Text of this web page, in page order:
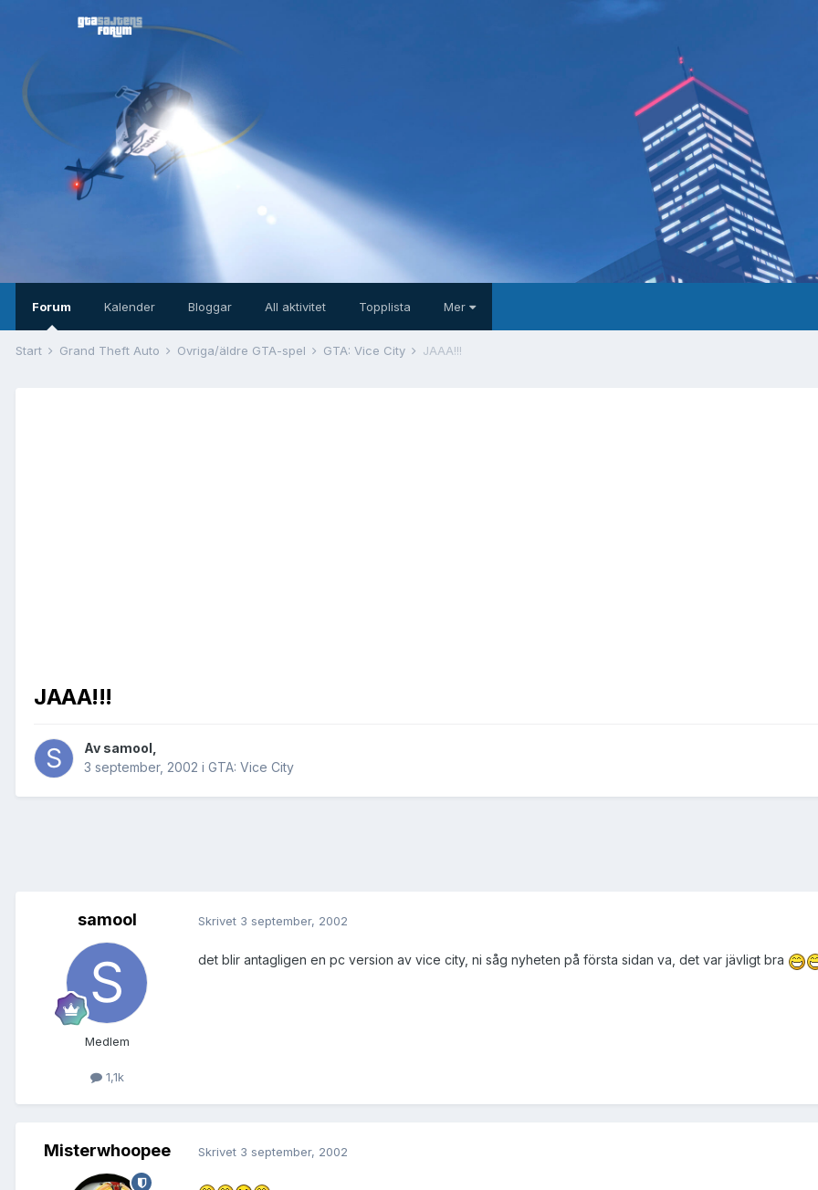
Forum Kalender Bloggar All aktivitet Topplista Mer
Start Grand Theft Auto Övriga/äldre GTA-spel GTA: Vice City JAAA!!!
JAAA!!!
Av samool
3 september, 2002 i GTA: Vice City
samool
Medlem
1,1k
Skrivet 3 september, 2002
det blir antagligen en pc version av vice city, ni såg nyheten på första sidan va, det var jävligt bra
Misterwhoopee Skrivet 3 september, 2002